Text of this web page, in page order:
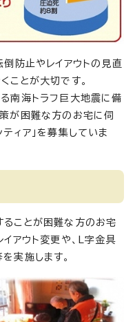
倒防止やレイアウトの見直
ことが大切です。
南海トラフ巨大地震に備
が困難な方のお宅に伺
ィア」を募集していま
ことが困難な方のお宅
アウト変更や、L字金具
実施します。